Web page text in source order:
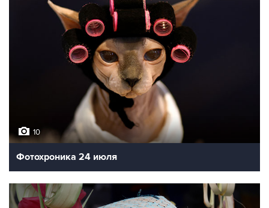
10
Фотохроника 24 июля